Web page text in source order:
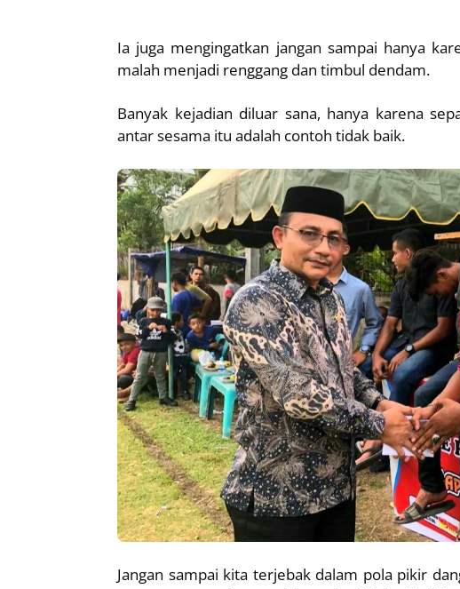
Ia juga mengingatkan jangan sampai hanya
malah menjadi renggang dan timbul dendam.
Banyak kejadian diluar sana, hanya karena
antar sesama itu adalah contoh tidak baik.
Jangan sampai kita terjebak dalam pola pikir